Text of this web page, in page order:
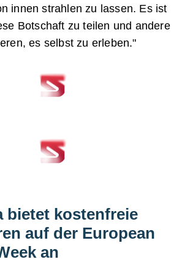
innen strahlen zu lassen. Es ist
Botschaft zu teilen und andere
es selbst zu erleben."
bietet kostenfreie
auf der European
an